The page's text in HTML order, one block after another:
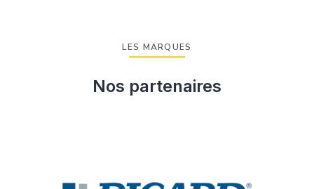
LES MARQUES
Nos partenaires